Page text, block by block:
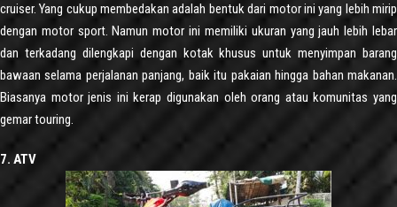
cruiser. Yang cukup membedakan adalah bentuk dari motor ini yang lebih mirip
dengan motor sport. Namun motor ini memiliki ukuran yang jauh lebih lebar
dan terkadang dilengkapi dengan kotak khusus untuk menyimpan barang
bawaan selama perjalanan panjang, baik itu pakaian hingga bahan makanan.
Biasanya motor jenis ini kerap digunakan oleh orang atau komunitas yang
gemar touring.
7. ATV